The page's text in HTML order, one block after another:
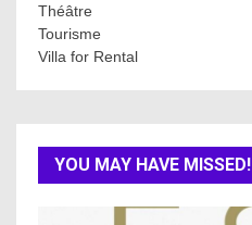
Théâtre
Tourisme
Villa for Rental
YOU MAY HAVE MISSED!